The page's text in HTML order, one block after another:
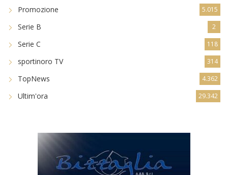
Promozione 5.015
Serie B 2
Serie C 118
sportinoro TV 314
TopNews 4.362
Ultim'ora 29.342